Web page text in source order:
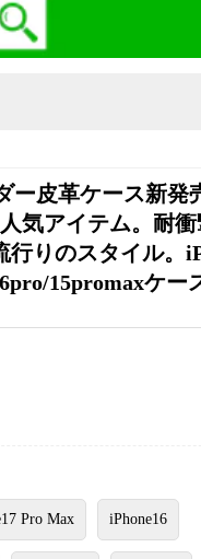
ー皮革ケース新発
気アイテム。耐
りのスタイル。
15promaxケー
Pro Max iPhone16